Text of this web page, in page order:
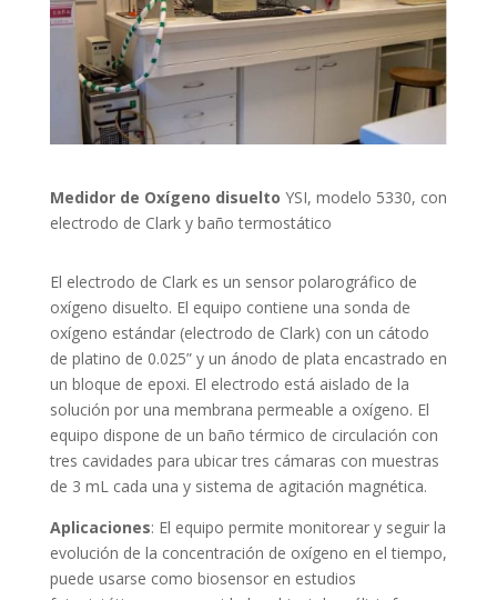
Medidor de Oxígeno disuelto YSI, modelo 5330, con
electrodo de Clark y baño termostático
El electrodo de Clark es un sensor polarográfico de
oxígeno disuelto. El equipo contiene una sonda de
oxígeno estándar (electrodo de Clark) con un cátodo
de platino de 0.025” y un ánodo de plata encastrado en
un bloque de epoxi. El electrodo está aislado de la
solución por una membrana permeable a oxígeno. El
equipo dispone de un baño térmico de circulación con
tres cavidades para ubicar tres cámaras con muestras
de 3 mL cada una y sistema de agitación magnética.
Aplicaciones: El equipo permite monitorear y seguir la
evolución de la concentración de oxígeno en el tiempo,
puede usarse como biosensor en estudios